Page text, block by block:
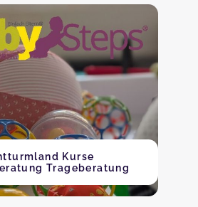
Kurse
Trageberatung